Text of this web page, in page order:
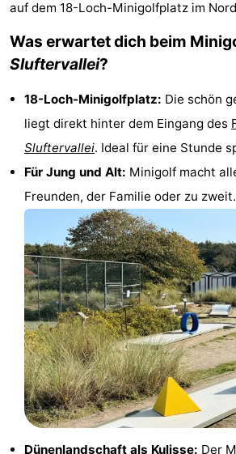
De
Waal
-
Oosterend
Natur
Schönste
Aussichtspunkte
Übernachten
Appartements
Bosch
en
Zee
De
Vlijt
Hoeve
Holland
Land
Strandhuys
auf dem 18-Loch-Minigolfplatz im
Was erwartet dich beim
Sluftervallei?
18-Loch-Minigolfplatz: Die schön
liegt direkt hinter dem Eingang des
Sluftervallei. Ideal für eine Stunde
Für Jung und Alt: Minigolf macht
Freunden, der Familie oder zu zweit.
Dünenlandschaft als Kulisse: Der